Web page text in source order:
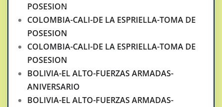
POSESION
COLOMBIA-CALI-DE LA ESPRIELLA-TOMA DE
POSESION
COLOMBIA-CALI-DE LA ESPRIELLA-TOMA DE
POSESION
BOLIVIA-EL ALTO-FUERZAS ARMADAS-
ANIVERSARIO
BOLIVIA-EL ALTO-FUERZAS ARMADAS-